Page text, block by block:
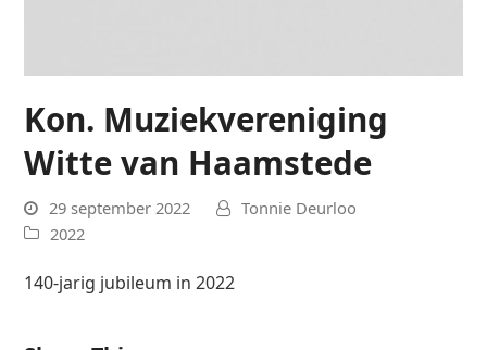
Kon. Muziekvereniging
Witte van Haamstede
29 september 2022
Tonnie Deurloo
2022
140-jarig jubileum in 2022